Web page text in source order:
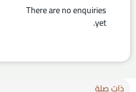
There are no enquiries
yet.
ذات صلة